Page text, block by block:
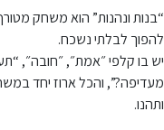
“בנות ונהנות” הוא משחק
להפוך לבלתי נשכח.
יש בו קלפי ״אמת״, ״חובה״,
מעדיפה?”, והכל ארוז יחד
ותהנו.